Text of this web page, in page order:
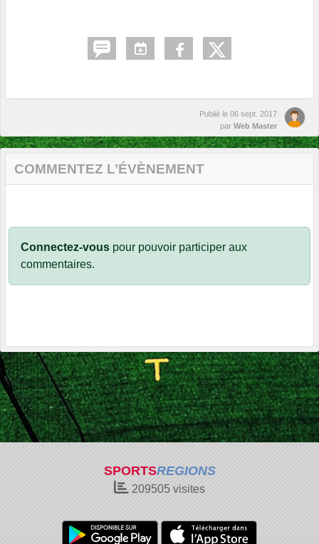
Publié le 06 sept. 2017
par Web Master
COMMENTEZ L’ÉVÈNEMENT
Connectez-vous pour pouvoir participer aux
commentaires.
SPORTSREGIONS
209505 visites